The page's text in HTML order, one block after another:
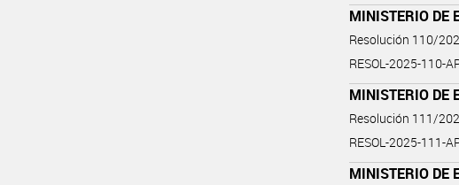
MINISTERIO DE
Resolución 110/
RESOL-2025-110-
MINISTERIO DE
Resolución 111/
RESOL-2025-111-
MINISTERIO DE